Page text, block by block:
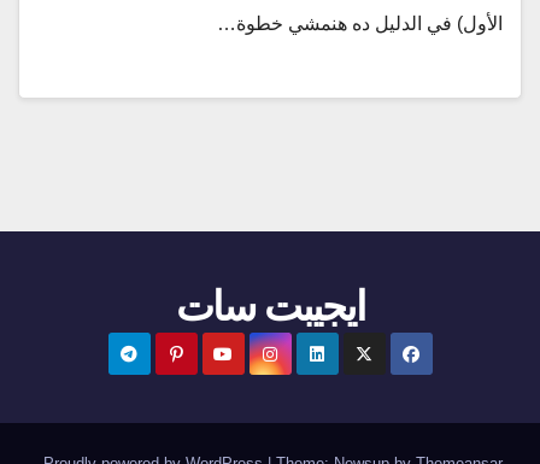
الأول) في الدليل ده هنمشي خطوة…
ايجيبت سات